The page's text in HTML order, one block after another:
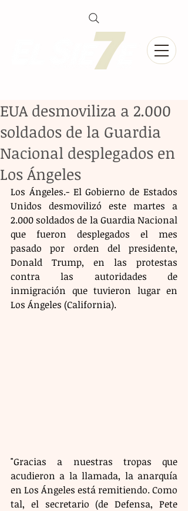
EUA desmoviliza a 2.000
soldados de la Guardia
Nacional desplegados en
Los Ángeles
Los Ángeles.- El Gobierno de Estados
Unidos desmovilizó este martes a
2.000 soldados de la Guardia Nacional
que fueron desplegados el mes
pasado por orden del presidente,
Donald Trump, en las protestas
contra las autoridades de
inmigración que tuvieron lugar en
Los Ángeles (California).
"Gracias a nuestras tropas que
acudieron a la llamada, la anarquía
en Los Ángeles está remitiendo. Como
tal, el secretario (de Defensa, Pete